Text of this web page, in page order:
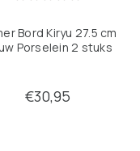
Bord Kiryu 27.5 cm
Porselein 2 stuks
€30,95